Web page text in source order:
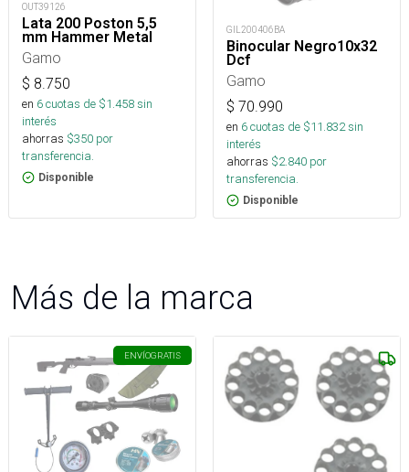
OUT39126
Lata 200 Poston 5,5
mm Hammer Metal
Gamo
$ 8.750
en 6cuotas de $1.458sin
interés
ahorras $350 por
transferencia.
Disponible
GIL200406BA
Binocular Negro10x32
Dcf
Gamo
$ 70.990
en 6cuotas de $11.832sin
interés
ahorras $2.840 por
transferencia.
Disponible
Más de la marca
ENVÍOGRATIS